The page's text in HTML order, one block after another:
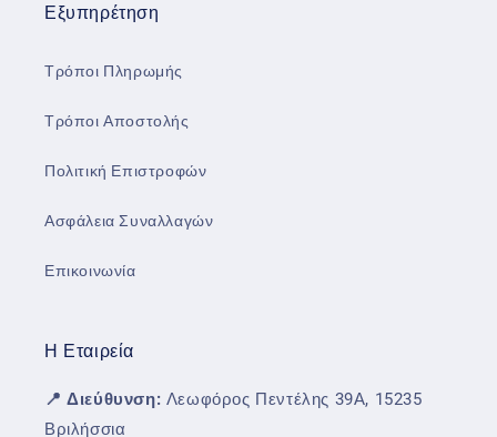
Εξυπηρέτηση
Τρόποι Πληρωμής
Τρόποι Αποστολής
Πολιτική Επιστροφών
Ασφάλεια Συναλλαγών
Επικοινωνία
Η Εταιρεία
📍 Διεύθυνση: Λεωφόρος Πεντέλης 39Α, 15235
Βριλήσσια